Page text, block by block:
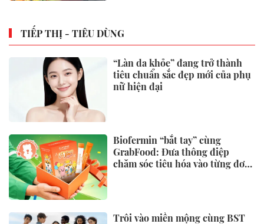
TIẾP THỊ - TIÊU DÙNG
“Làn da khỏe” đang trở thành
tiêu chuẩn sắc đẹp mới của phụ
nữ hiện đại
Biofermin “bắt tay” cùng
GrabFood: Đưa thông điệp
chăm sóc tiêu hóa vào từng đơn
Trôi vào miền mộng cùng BST